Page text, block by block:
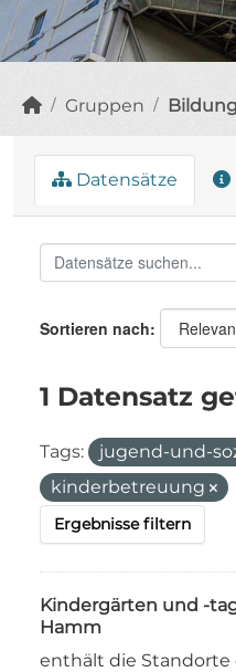
Gruppen
Datensätze
Sortieren nach
1 Datensatz
Tags:
jugend-und-
kinderbetreuung
Ergebnisse filtern
Kindergärten und -
Hamm
enthält die